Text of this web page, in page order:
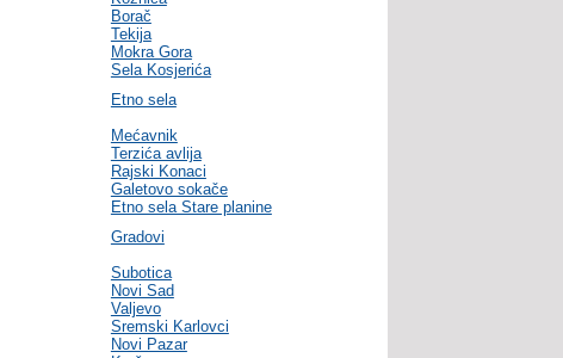
Borač
Tekija
Mokra Gora
Sela Kosjerića
Etno sela
Mećavnik
Terzića avlija
Rajski Konaci
Galetovo sokače
Etno sela Stare planine
Gradovi
Subotica
Novi Sad
Valjevo
Sremski Karlovci
Novi Pazar